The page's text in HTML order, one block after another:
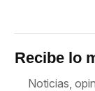
Recibe lo
Noticias,